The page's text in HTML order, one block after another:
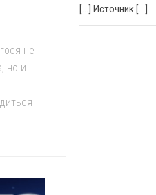
не
но и
[…] Источник […]